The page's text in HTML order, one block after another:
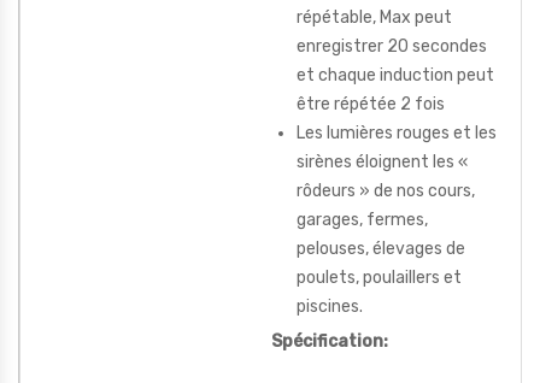
répétable, Max peut
enregistrer 20 secondes
et chaque induction peut
être répétée 2 fois
Les lumières rouges et les
sirènes éloignent les «
rôdeurs » de nos cours,
garages, fermes,
pelouses, élevages de
poulets, poulaillers et
piscines.
Spécification: